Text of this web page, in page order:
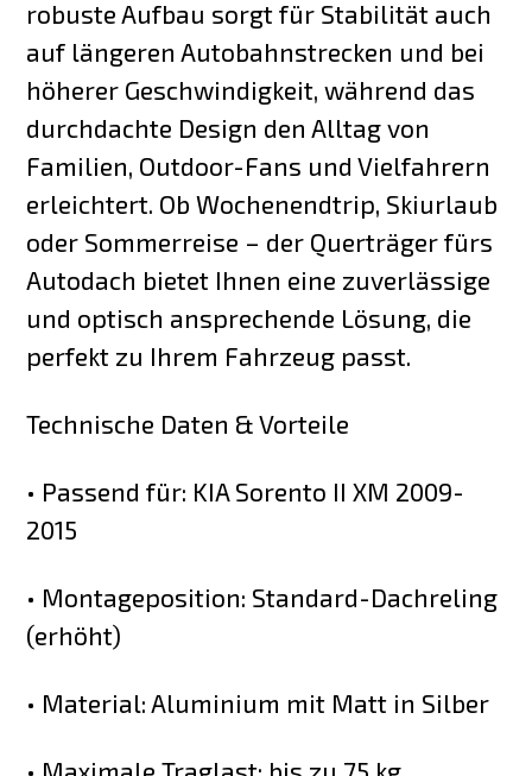
robuste Aufbau sorgt für Stabilität auch
auf längeren Autobahnstrecken und bei
höherer Geschwindigkeit, während das
durchdachte Design den Alltag von
Familien, Outdoor-Fans und Vielfahrern
erleichtert. Ob Wochenendtrip, Skiurlaub
oder Sommerreise – der Querträger fürs
Autodach bietet Ihnen eine zuverlässige
und optisch ansprechende Lösung, die
perfekt zu Ihrem Fahrzeug passt.
Technische Daten & Vorteile
• Passend für: KIA Sorento II XM 2009-
2015
• Montageposition: Standard-Dachreling
(erhöht)
• Material: Aluminium mit Matt in Silber